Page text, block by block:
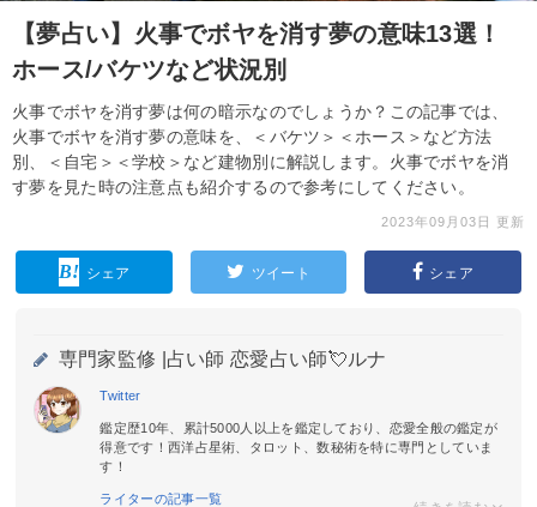
【夢占い】火事でボヤを消す夢の意味13選！
ホース/バケツなど状況別
火事でボヤを消す夢は何の暗示なのでしょうか？この記事では、
火事でボヤを消す夢の意味を、＜バケツ＞＜ホース＞など方法
別、＜自宅＞＜学校＞など建物別に解説します。火事でボヤを消
す夢を見た時の注意点も紹介するので参考にしてください。
2023年09月03日 更新
シェア ツイート シェア
専門家監修 | 占い師 恋愛占い師💘ルナ
Twitter
鑑定歴10年、累計5000人以上を鑑定しており、恋愛全般の鑑定が
得意です！西洋占星術、タロット、数秘術を特に専門としていま
す！
ライターの記事一覧